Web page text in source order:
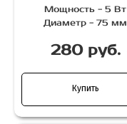
Мощность - 5 Вт
Диаметр - 75 мм
280 руб.
Купить